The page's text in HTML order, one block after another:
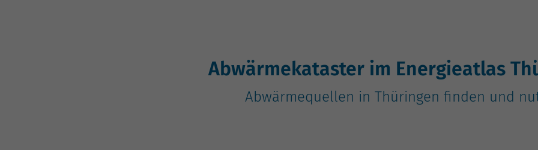
Abwärmekataster im Energieatlas
Abwärmequellen in Thüringen finden und